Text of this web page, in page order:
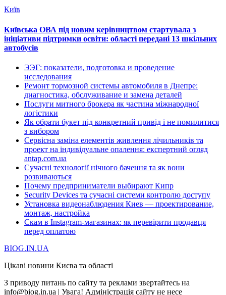
Київ
Київська ОВА під новим керівництвом стартувала з
ініціативи підтримки освіти: області передані 13 шкільних
автобусів
ЭЭГ: показатели, подготовка и проведение
исследования
Ремонт тормозной системы автомобиля в Днепре:
диагностика, обслуживание и замена деталей
Послуги митного брокера як частина міжнародної
логістики
Як обрати букет під конкретний привід і не помилитися
з вибором
Сервісна заміна елементів живлення лічильників та
проект на індивідуальне опалення: експертний огляд
antap.com.ua
Сучасні технології нічного бачення та як вони
розвиваються
Почему предприниматели выбирают Кипр
Security Devices та сучасні системи контролю доступу
Установка видеонаблюдения Киев — проектирование,
монтаж, настройка
Скам в Instagram-магазинах: як перевірити продавця
перед оплатою
BIOG.IN.UA
Цікаві новини Києва та області
З приводу питань по сайту та реклами звертайтесь на
info@biog.in.ua | Увага! Адміністрація сайту не несе